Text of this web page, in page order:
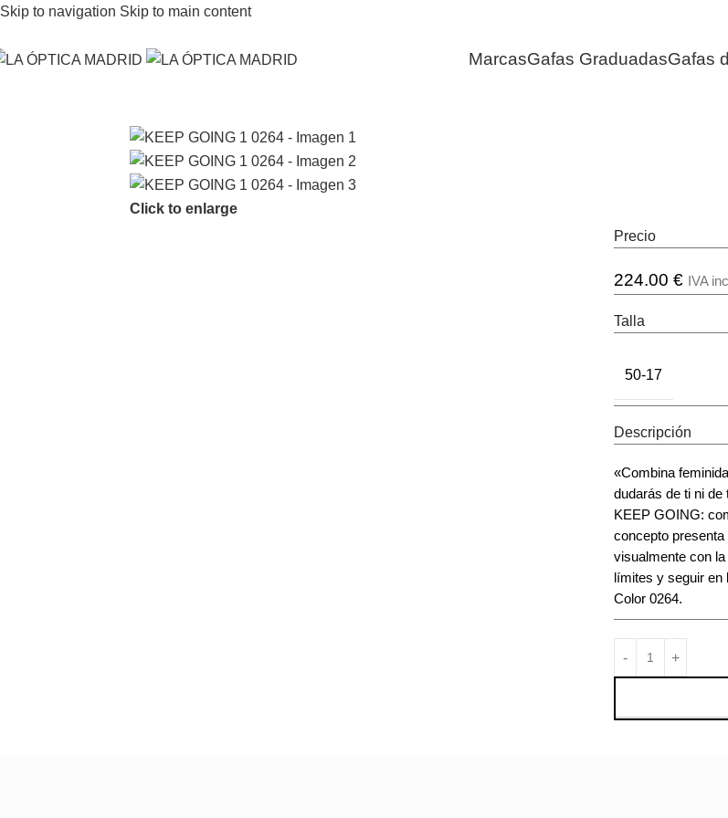
Skip to navigation Skip to main content
MarcasGafas GraduadasGafas
Click to enlarge
Precio
224.00 € IVA
Talla
50-17
Descripción
«Combina
dudarás de ti ni
KEEP GOING:
concepto
visualmente con
límites y seguir en
Color 0264.